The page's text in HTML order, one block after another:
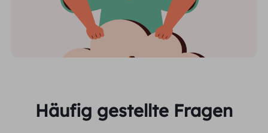
Häufig gestellte Fragen